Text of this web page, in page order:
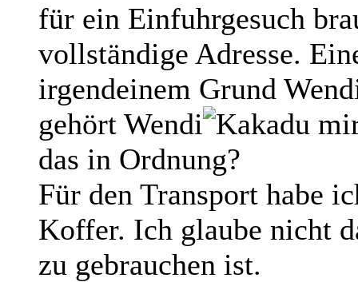
für ein Einfuhrgesuch
vollständige Adresse.
irgendeinem Grund
gehört Wendi
das in Ordnung?
Für den Transport habe
Koffer. Ich glaube nicht
zu gebrauchen ist.